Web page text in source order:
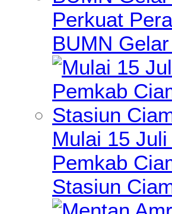
Perkuat
BUMN
Mulai 15
Pemkab
Stasiun